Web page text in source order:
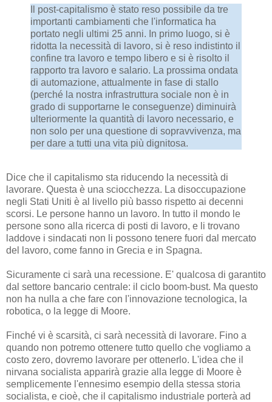
Il post-capitalismo è stato reso possibile da tre
importanti cambiamenti che l'informatica ha
portato negli ultimi 25 anni. In primo luogo, si è
ridotta la necessità di lavoro, si è reso indistinto il
confine tra lavoro e tempo libero e si è risolto il
rapporto tra lavoro e salario. La prossima ondata
di automazione, attualmente in fase di stallo
(perché la nostra infrastruttura sociale non è in
grado di supportarne le conseguenze) diminuirà
ulteriormente la quantità di lavoro necessario, e
non solo per una questione di sopravvivenza, ma
per dare a tutti una vita più dignitosa.
Dice che il capitalismo sta riducendo la necessità di
lavorare. Questa è una sciocchezza. La disoccupazione
negli Stati Uniti è al livello più basso rispetto ai decenni
scorsi. Le persone hanno un lavoro. In tutto il mondo le
persone sono alla ricerca di posti di lavoro, e li trovano
laddove i sindacati non li possono tenere fuori dal mercato
del lavoro, come fanno in Grecia e in Spagna.
Sicuramente ci sarà una recessione. E' qualcosa di garantito
dal settore bancario centrale: il ciclo boom-bust. Ma questo
non ha nulla a che fare con l'innovazione tecnologica, la
robotica, o la legge di Moore.
Finché vi è scarsità, ci sarà necessità di lavorare. Fino a
quando non potremo ottenere tutto quello che vogliamo a
costo zero, dovremo lavorare per ottenerlo. L'idea che il
nirvana socialista apparirà grazie alla legge di Moore è
semplicemente l'ennesimo esempio della stessa storia
socialista, e cioè, che il capitalismo industriale porterà ad